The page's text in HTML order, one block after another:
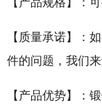
【质量承诺】 ：
件的问题，我们来
【产品优势】
：